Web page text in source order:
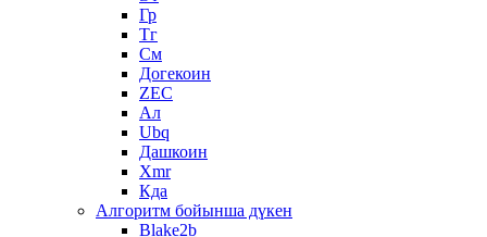
Гр
Тг
См
Догекоин
ZEC
Ал
Ubq
Дашкоин
Xmr
Кда
Алгоритм бойынша дүкен
Blake2b